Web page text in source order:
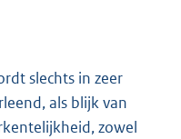
slechts in zeer
als blijk van
zowel